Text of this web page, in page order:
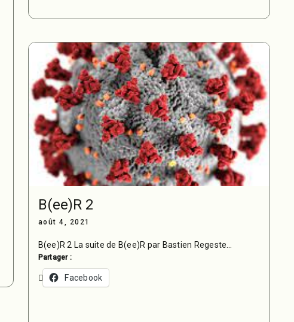
B(ee)R 2
août 4, 2021
B(ee)R 2 La suite de B(ee)R par Bastien Regeste…
Partager :
Facebook